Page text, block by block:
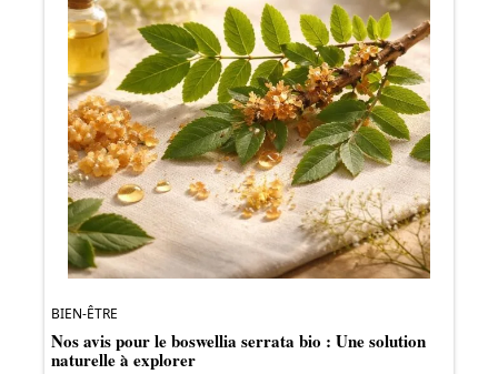
BIEN-ÊTRE
Nos avis pour le boswellia serrata bio : Une solution
naturelle à explorer